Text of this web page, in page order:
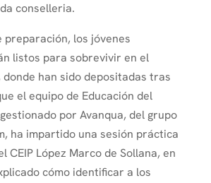
conselleria.
preparación, los jóvenes
listos para sobrevivir en el
han sido depositadas tras
el equipo de Educación del
por Avanqua, del grupo
ha impartido una sesión práctica
CEIP López Marco de Sollana, en
cómo identificar a los